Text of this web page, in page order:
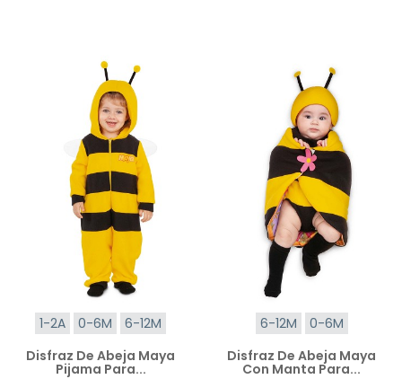
1-2A 0-6M
6-12M
Disfraz De Abeja Maya
Pijama Para...
6-12M
0-6M
Disfraz De Abeja Maya
Con Manta Para...